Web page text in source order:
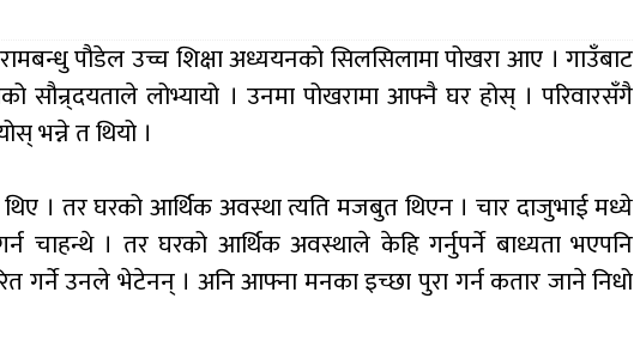
पौडेल उच्च शिक्षा अध्ययनको सिलसिलामा पोखरा आए । गाउँबाट
सौन्र्दयताले लोभ्यायो । उनमा पोखरामा आफ्नै घर होस् । परिवारसँगै
भन्ने त थियो ।
। तर घरको आर्थिक अवस्था त्यति मजबुत थिएन । चार दाजुभाई मध्ये
चाहन्थे । तर घरको आर्थिक अवस्थाले केहि गर्नुपर्ने बाध्यता भएपनि
गर्ने उनले भेटेनन् । अनि आफ्ना मनका इच्छा पुरा गर्न कतार जाने निधो